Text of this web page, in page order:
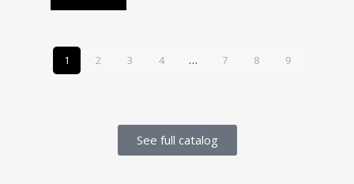
1 2 3 4 … 7 8 9
See full catalog